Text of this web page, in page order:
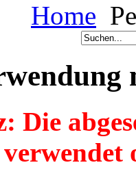
Home
Die
verwendet